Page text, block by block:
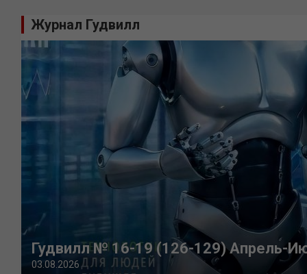
Журнал Гудвилл
Гудвилл № 16-19 (126-129) Апрель-
03.08.2026